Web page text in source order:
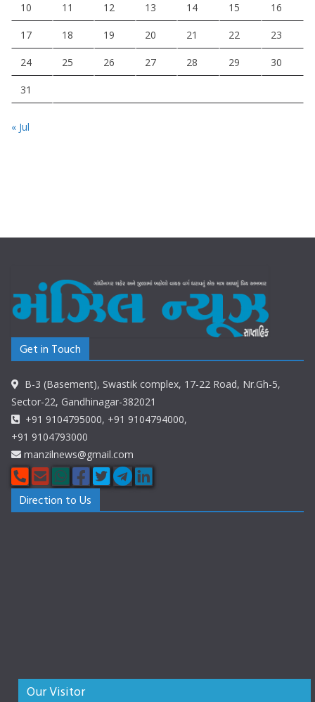
10 11 12 13 14 15 16
17 18 19 20 21 22 23
24 25 26 27 28 29 30
31
« Jul
Get in Touch
B-3 (Basement), Swastik complex, 17-22 Road, Nr.Gh-5,
Sector-22, Gandhinagar-382021
+91 9104795000, +91 9104794000,
+91 9104793000
manzilnews@gmail.com
Direction to Us
Our Visitor